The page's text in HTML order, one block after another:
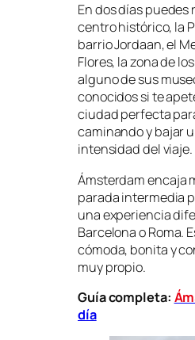
En dos días puedes
centro histórico, la
barrio Jordaan, el
Flores, la zona de
alguno de sus
conocidos si te
ciudad perfecta
caminando y bajar
intensidad del viaje.
Ámsterdam encaja
parada intermedia
una experiencia
Barcelona o Roma.
cómoda, bonita y
muy propio.
Guía completa:
día